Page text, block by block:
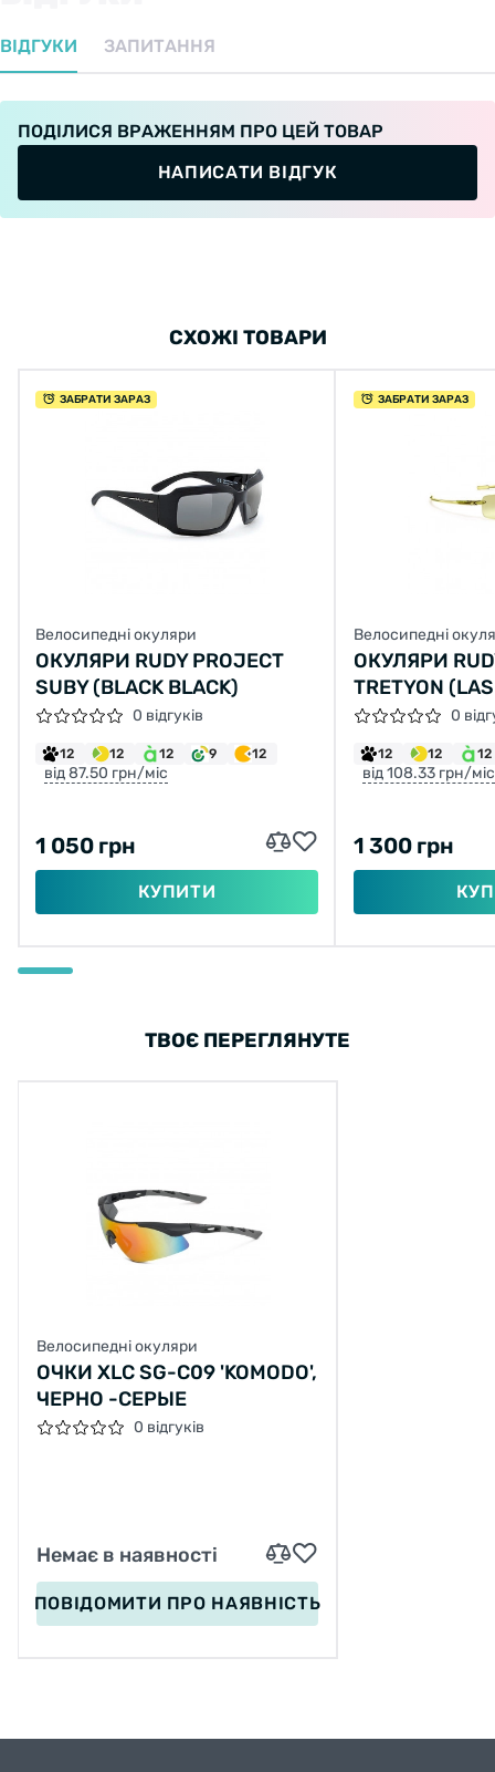
ВІДГУКИ ЗАПИТАННЯ
ПОДІЛИСЯ ВРАЖЕННЯМ ПРО ЦЕЙ ТОВАР
НАПИСАТИ ВІДГУК
СХОЖІ ТОВАРИ
ЗАБРАТИ ЗАРАЗ
Велосипедні окуляри
ОКУЛЯРИ RUDY PROJECT
SUBY (BLACK BLACK)
0 відгуків
12 12 12 9 12
від 87.50 грн/міс
1 050 грн
КУПИТИ
ЗАБРАТИ ЗАРАЗ
Велосипедні
ОКУЛЯРИ
TRETYON
CRISTALL 0
12 12 12
від 108.33 грн/міс
1 300 грн
ТВОЄ ПЕРЕГЛЯНУТЕ
Велосипедні окуляри
ОЧКИ XLC SG-C09 'KOMODO',
ЧЕРНО -СЕРЫЕ
0 відгуків
Немає в наявності
ПОВІДОМИТИ ПРО НАЯВНІСТЬ